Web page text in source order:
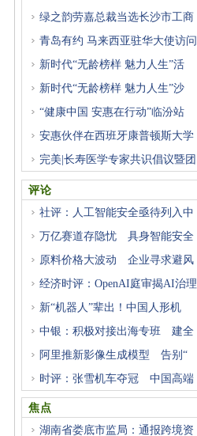
绿之韵劳嘉总裁当选长沙市工商
青岛有约 马来西亚驻华大使访问
新时代“无龄榜样 魅力人生”活
新时代“无龄榜样 魅力人生”沙
“健康中国 安惠在行动”临汾站
安惠伙伴在西班牙康普顿斯大学
完美|长寿医学专家共识倡议暨团
评论
社评：人工智能安全亟待列入中
万亿赛道存隐忧 具身智能安全
原料价格大波动 企业寻求避风
经济时评：OpenAI庭审揭AI治理
新“机器人”辈出！中国人形机
中银：积极对接出海专班 建全
阿里推新影像生成模型 告别“
时评：张雪机车夺冠 中国高端
焦点
湖南省娄底市监局：通报跨境资